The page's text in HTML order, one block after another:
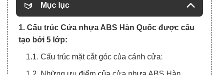
Mục lục
1. Cấu trúc Cửa nhựa ABS Hàn Quốc được cấu
tạo bởi 5 lớp:
1.1. Cấu trúc mặt cắt góc của cánh cửa: